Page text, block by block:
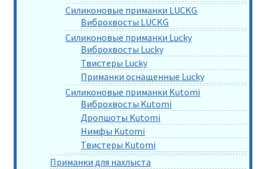
Силиконовые приманки LUCKG
Виброхвосты LUCKG
Силиконовые приманки Lucky
Виброхвосты Lucky
Твистеры Lucky
Приманки оснащенные Lucky
Силиконовые приманки Kutomi
Виброхвосты Kutomi
Дропшоты Kutomi
Нимфы Kutomi
Твистеры Kutomi
Приманки для нахлыста